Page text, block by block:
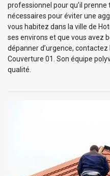
professionnel pour qu’il
nécessaires pour éviter une
vous habitez dans la ville de
ses environs et que vous avez
dépanner d’urgence,
Couverture 01. Son équipe
qualité.